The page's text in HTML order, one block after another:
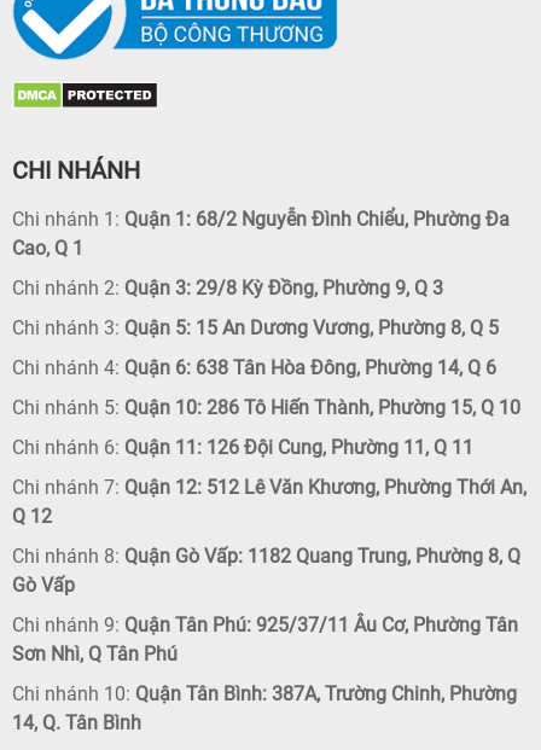
CHI NHÁNH
Chi nhánh 1: Quận 1: 68/2 Nguyễn Đình Chiểu, Phường Đa
Cao, Q 1
Chi nhánh 2: Quận 3: 29/8 Kỳ Đồng, Phường 9, Q 3
Chi nhánh 3: Quận 5: 15 An Dương Vương, Phường 8, Q 5
Chi nhánh 4: Quận 6: 638 Tân Hòa Đông, Phường 14, Q 6
Chi nhánh 5: Quận 10: 286 Tô Hiến Thành, Phường 15, Q 10
Chi nhánh 6: Quận 11: 126 Đội Cung, Phường 11, Q 11
Chi nhánh 7: Quận 12: 512 Lê Văn Khương, Phường Thới An,
Q 12
Chi nhánh 8: Quận Gò Vấp: 1182 Quang Trung, Phường 8, Q
Gò Vấp
Chi nhánh 9: Quận Tân Phú: 925/37/11 Âu Cơ, Phường Tân
Sơn Nhì, Q Tân Phú
Chi nhánh 10: Quận Tân Bình: 387A, Trường Chinh, Phường
14, Q. Tân Bình